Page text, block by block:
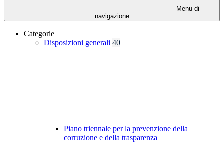
Menu di
navigazione
Categorie
Disposizioni generali 40
Piano triennale per la prevenzione della
corruzione e della trasparenza